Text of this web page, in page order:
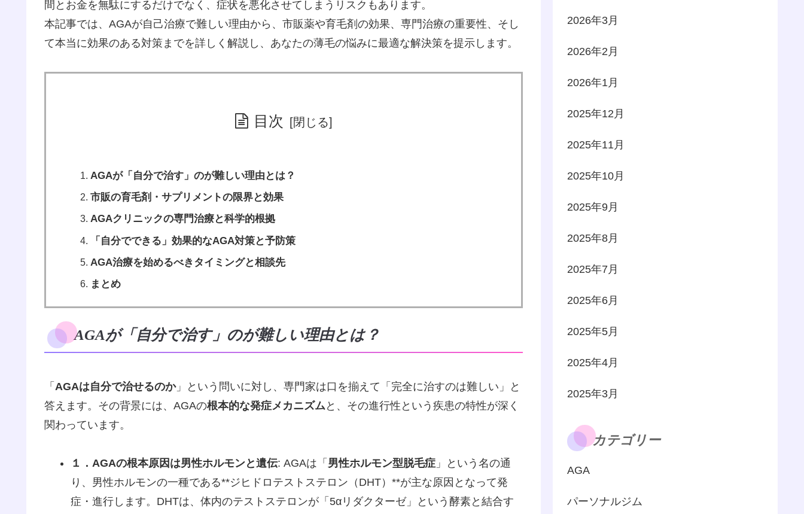
間とお金を無駄にするだけでなく、症状を悪化させてしまうリスクもあります。
本記事では、AGAが自己治療で難しい理由から、市販薬や育毛剤の効果、専門治療の重要性、そし
て本当に効果のある対策までを詳しく解説し、あなたの薄毛の悩みに最適な解決策を提示します。
目次
AGAが「自分で治す」のが難しい理由とは？
市販の育毛剤・サプリメントの限界と効果
AGAクリニックの専門治療と科学的根拠
「自分でできる」効果的なAGA対策と予防策
AGA治療を始めるべきタイミングと相談先
まとめ
AGAが「自分で治す」のが難しい理由とは？
「 AGAは自分で治せるのか」という問いに対し、専門家は口を揃えて「完全に治すのは難しい」と
答えます。その背景には、AGAの根本的な発症メカニズムと、その進行性という疾患の特性が深く
関わっています。
１．AGAの根本原因は男性ホルモンと遺伝: AGAは「 男性ホルモン型脱毛症」という名の通
り、男性ホルモンの一種である**ジヒドロテストステロン（DHT）**が主な原因となって発
症・進行します。DHTは、体内のテストステロンが「5αリダクターゼ」という酵素と結合す
2026年3月
2026年2月
2026年1月
2025年12月
2025年11月
2025年10月
2025年9月
2025年8月
2025年7月
2025年6月
2025年5月
2025年4月
2025年3月
カテゴリー
AGA
パーソナルジム